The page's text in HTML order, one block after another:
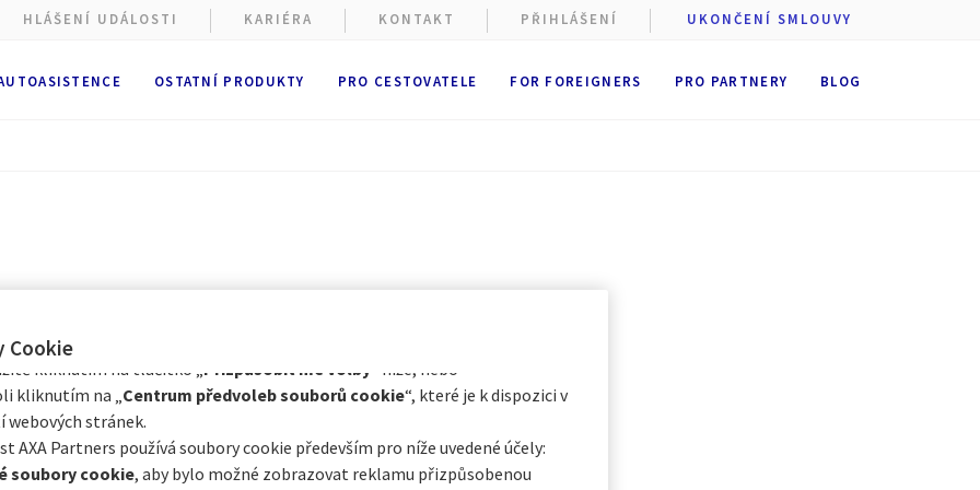
OSTATNÍ PRODUKTY PRO CESTOVATELE FOR FOREIGNERS PRO PARTNERY BLOG
HLÁŠENÍ UDÁLOSTI KARIÉRA KONTAKT PŘIHLÁŠENÍ UKONČENÍ SMLOUVY
Cookie
Centra předvoleb souborů cookie můžete souhlasit se všemi
kliknutím na tlačítko „ Přizpůsobit mé volby “ níže, nebo
kliknutím na „ Centrum předvoleb souborů cookie“, které je k dispozici v
webových stránek.
AXA Partners používá soubory cookie především pro níže uvedené účely:
soubory cookie, aby bylo možné zobrazovat reklamu přizpůsobenou